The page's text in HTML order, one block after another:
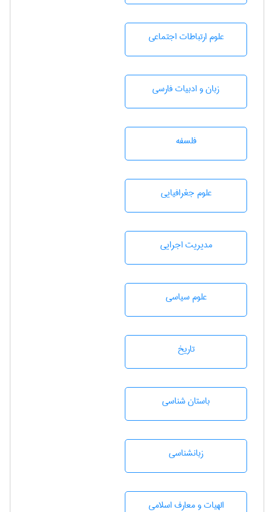
علوم ارتباطات اجتماعی
زبان و ادبيات فارسی
فلسفه
علوم جغرافيايی
مديريت اجرايی
علوم سياسی
تاريخ
باستان شناسی
زبانشناسی
الهیات و معارف اسلامی